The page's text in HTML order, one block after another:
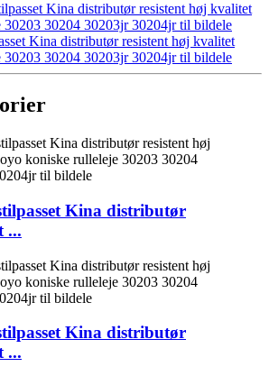
Kina distributør resistent høj kvalitet
30204 30203jr 30204jr til bildele
Kina distributør resistent høj kvalitet
30204 30203jr 30204jr til bildele
Kina distributør
...
Kina distributør
...